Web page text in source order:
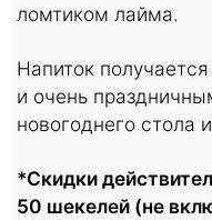
ломтиком лайма.
Напиток
и очень
новогоднего стола
*Скидки
50 шекелей (не